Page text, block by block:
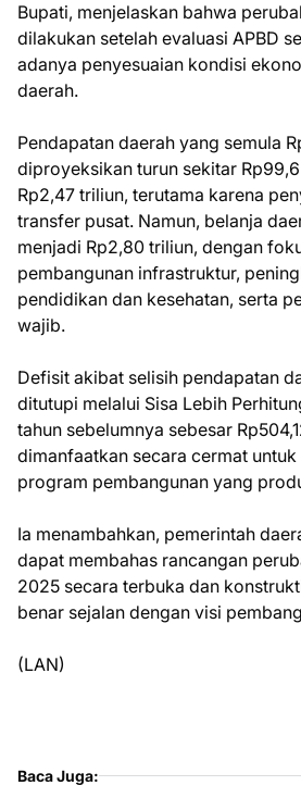
Bupati, menjelaskan bahwa
dilakukan setelah evaluasi APBD
adanya penyesuaian kondisi
daerah.
Pendapatan daerah yang semula
diproyeksikan turun sekitar
Rp2,47 triliun, terutama karena
transfer pusat. Namun, belanja
menjadi Rp2,80 triliun, dengan
pembangunan infrastruktur,
pendidikan dan kesehatan, serta
wajib.
Defisit akibat selisih pendapatan
ditutupi melalui Sisa Lebih
tahun sebelumnya sebesar
dimanfaatkan secara cermat
program pembangunan yang
Ia menambahkan, pemerintah
dapat membahas rancangan
2025 secara terbuka dan
benar sejalan dengan visi
(LAN)
Baca Juga: